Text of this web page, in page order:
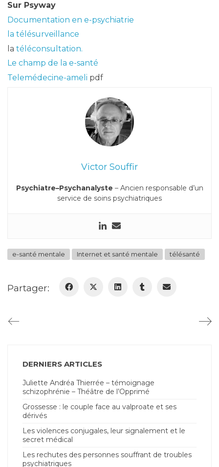
Sur Psyway
Documentation en e-psychiatrie
la télésurveillance
la téléconsultation.
Le champ de la e-santé
Telemédecine-ameli pdf
Victor Souffir
Psychiatre–Psychanalyste – Ancien responsable d’un
service de soins psychiatriques
e-santé mentale Internet et santé mentale télésanté
Partager:
DERNIERS ARTICLES
Juliette Andréa Thierrée – témoignage
schizophrénie – Théâtre de l’Opprimé
Grossesse : le couple face au valproate et ses
dérivés
Les violences conjugales, leur signalement et le
secret médical
Les rechutes des personnes souffrant de troubles
psychiatriques